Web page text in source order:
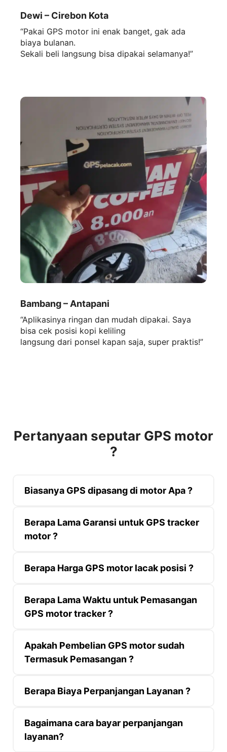
Dewi – Cirebon Kota
“Pakai GPS motor ini enak banget, gak ada
biaya bulanan.
Sekali beli langsung bisa dipakai selamanya!”
Bambang – Antapani
“Aplikasinya ringan dan mudah dipakai. Saya
bisa cek posisi kopi keliling
langsung dari ponsel kapan saja, super praktis!”
Pertanyaan seputar GPS motor
?
Biasanya GPS dipasang di motor Apa ?
Berapa Lama Garansi untuk GPS tracker
motor ?
Berapa Harga GPS motor lacak posisi ?
Berapa Lama Waktu untuk Pemasangan
GPS motor tracker ?
Apakah Pembelian GPS motor sudah
Termasuk Pemasangan ?
Berapa Biaya Perpanjangan Layanan ?
Bagaimana cara bayar perpanjangan
layanan?